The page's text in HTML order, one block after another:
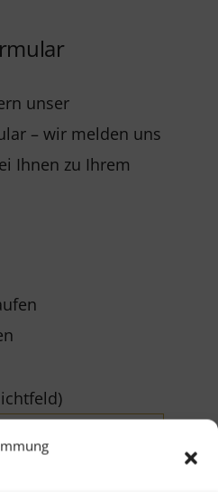
unser
– wir melden uns
Ihnen zu Ihrem